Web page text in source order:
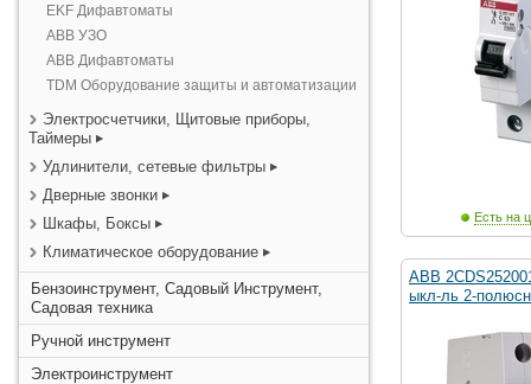
EKF Дифавтоматы
ABB УЗО
ABB Дифавтоматы
TDM Оборудование защиты и автоматизации
Электросчетчики, Щитовые приборы,
Таймеры
Удлинители, сетевые фильтры
Дверные звонки
Шкафы, Боксы
Климатическое оборудование
Бензоинструмент, Садовый Инструмент,
Садовая техника
Ручной инструмент
Электроинструмент
Есть на
ABB
ыкл-ль 2-